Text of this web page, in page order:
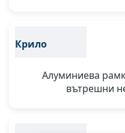
Крило
Алуминиева
вътрешни